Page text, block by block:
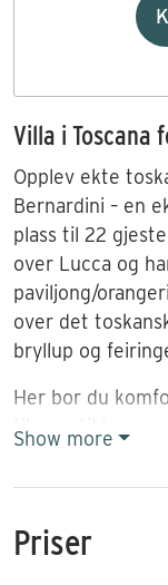
Villa i Toscana
Opplev ekte
Bernardini – en
plass til 22
over Lucca og
paviljong/
over det
bryllup og
Her bor du
tilgang til
og tilbyr en
og det historiske
Show more
Priser